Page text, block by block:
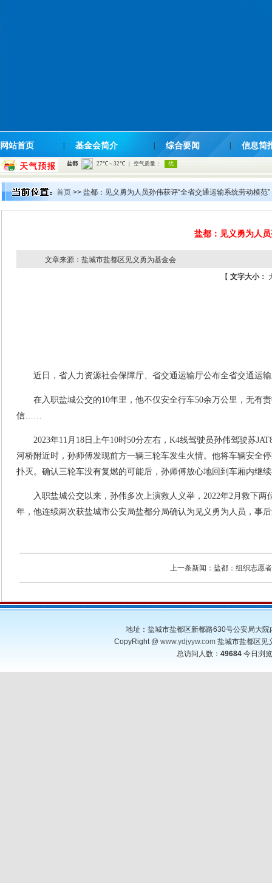
网站首页 基金会简介 综合要闻 信息简
首页 >> 盐都：见义勇为人员孙伟获评“全省交通运输系统劳动模范”
盐都：见义勇为人
文章来源：盐城市盐都区见义勇为基金会
【 文字大小：
近日，省人力资源社会保障厅、省交通运输厅公布全省交通运
在入职盐城公交的10年里，他不仅安全行车50余万公里，无有
信……
2023年11 月 18 日上午10时50分左右 ， K4线驾驶员孙伟驾驶苏
河桥附近时，孙师傅发现前方一辆三轮车发生火情。他将车辆安全
扑灭。确认三轮车没有复燃的可能后，孙师傅放心地回到车厢内继
入职盐城公交以来，孙伟多次上演救人义举， 2022年2月救下两
年，他连续两次获盐城市公安局盐都分局确认为 见义勇为人员，事
上一条新闻： 盐都：组织志愿
地址：盐城市盐都区新都路630号公安局大
CopyRight @ www.ydjyyw.com 盐城市盐都区见
总访问人数： 49684今日浏